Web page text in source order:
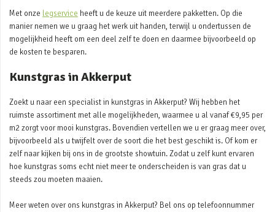
Met onze legservice heeft u de keuze uit meerdere pakketten. Op die
manier nemen we u graag het werk uit handen, terwijl u ondertussen de
mogelijkheid heeft om een deel zelf te doen en daarmee bijvoorbeeld op
de kosten te besparen.
Kunstgras in Akkerput
Zoekt u naar een specialist in kunstgras in Akkerput? Wij hebben het
ruimste assortiment met alle mogelijkheden, waarmee u al vanaf €9,95 per
m2 zorgt voor mooi kunstgras. Bovendien vertellen we u er graag meer over,
bijvoorbeeld als u twijfelt over de soort die het best geschikt is. Of kom er
zelf naar kijken bij ons in de grootste showtuin. Zodat u zelf kunt ervaren
hoe kunstgras soms echt niet meer te onderscheiden is van gras dat u
steeds zou moeten maaien.
Meer weten over ons kunstgras in Akkerput? Bel ons op telefoonnummer